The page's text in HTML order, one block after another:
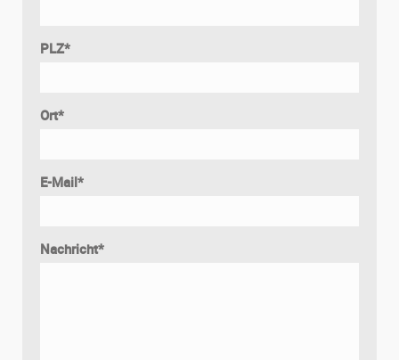
PLZ*
Ort*
E-Mail*
Nachricht*